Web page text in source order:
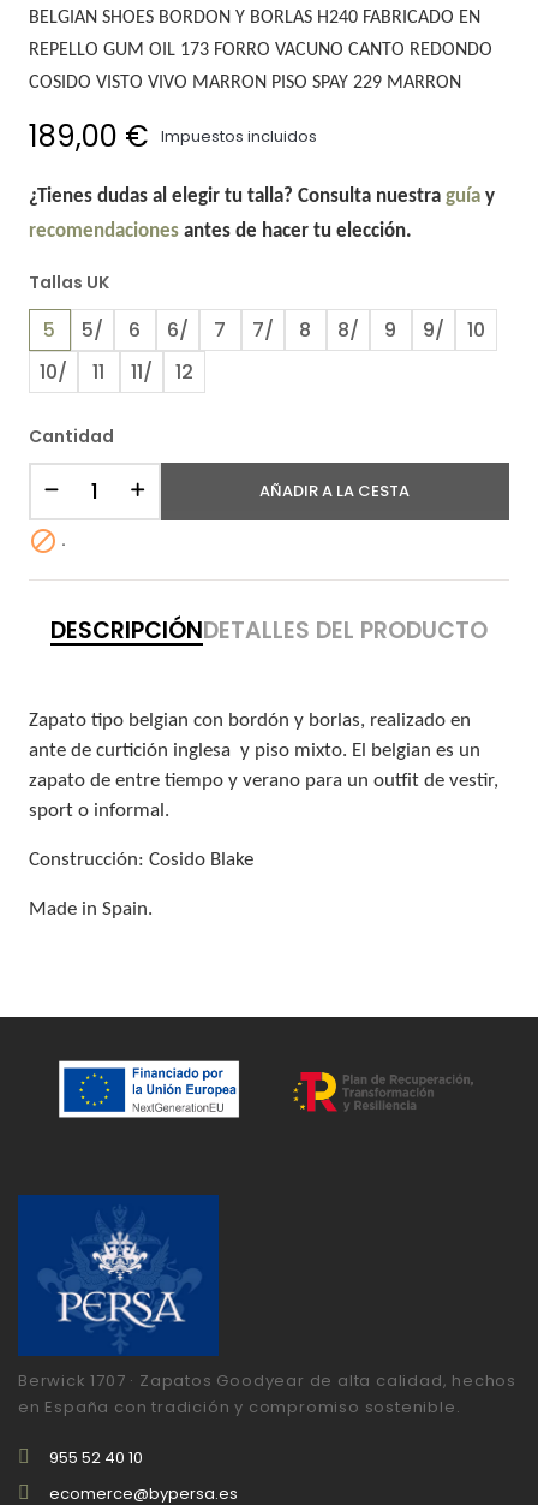
BELGIAN SHOES BORDON Y BORLAS H240 FABRICADO EN
REPELLO GUM OIL 173 FORRO VACUNO CANTO REDONDO
COSIDO VISTO VIVO MARRON PISO SPAY 229 MARRON
189,00 € Impuestos incluidos
¿Tienes dudas al elegir tu talla? Consulta nuestra guíay
recomendacionesantes de hacer tu elección.
Tallas UK
5 5/ 6 6/ 7 7/ 8 8/ 9 9/
10
10/
11 11/ 12
Cantidad
AÑADIR A LA CESTA
 .
DESCRIPCIÓNDETALLES DEL PRODUCTO
Zapato tipo belgian con bordón y borlas, realizado en
ante de curtición inglesa y piso mixto. El belgian es un
zapato de entre tiempo y verano para un outfit de vestir,
sport o informal.
Construcción: Cosido Blake
Made in Spain.
Berwick 1707 · Zapatos Goodyear de alta calidad, hechos
en España con tradición y compromiso sostenible.
955 52 40 10
ecomerce@bypersa.es